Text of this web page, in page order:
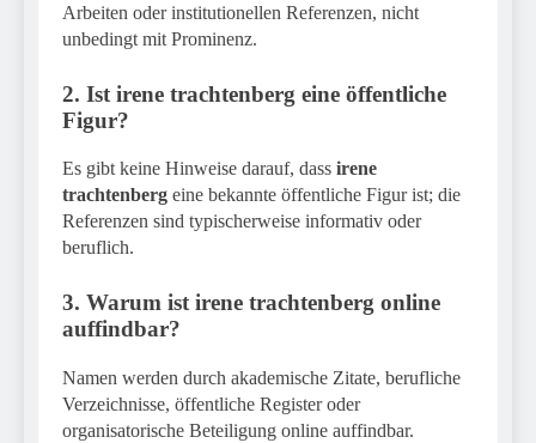
Arbeiten oder institutionellen Referenzen, nicht
unbedingt mit Prominenz.
2. Ist irene trachtenberg eine öffentliche
Figur?
Es gibt keine Hinweise darauf, dass irene
trachtenberg eine bekannte öffentliche Figur ist; die
Referenzen sind typischerweise informativ oder
beruflich.
3. Warum ist irene trachtenberg online
auffindbar?
Namen werden durch akademische Zitate, berufliche
Verzeichnisse, öffentliche Register oder
organisatorische Beteiligung online auffindbar.